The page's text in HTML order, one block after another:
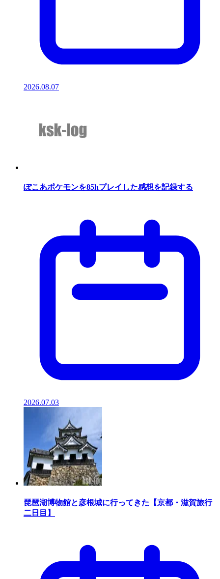
2026.08.07
ぽこあポケモンを85hプレイした感想を記録する
2026.07.03
琵琶湖博物館と彦根城に行ってきた【京都・滋賀旅行
二日目】